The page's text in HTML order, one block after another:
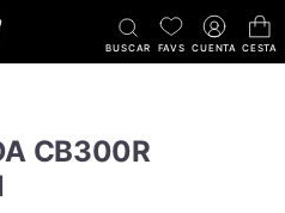
BUSCAR FAVS CUENTA CESTA
CB300R